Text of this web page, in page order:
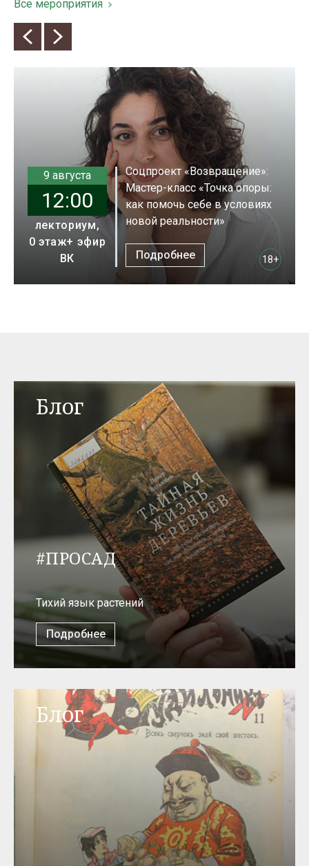
Все мероприятия
9 августа
12:00
лекториум,
0 этаж+ эфир
ВК
Соцпроект «Возвращение»:
Мастер-класс «Точка опоры:
как помочь себе в условиях
новой реальности»
Подробнее 18+
Блог
#ПРОСАД
Тихий язык растений
Подробнее
Блог